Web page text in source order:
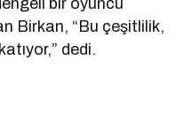
bir oyuncu
Birkan, “Bu çeşitlilik,
dedi.